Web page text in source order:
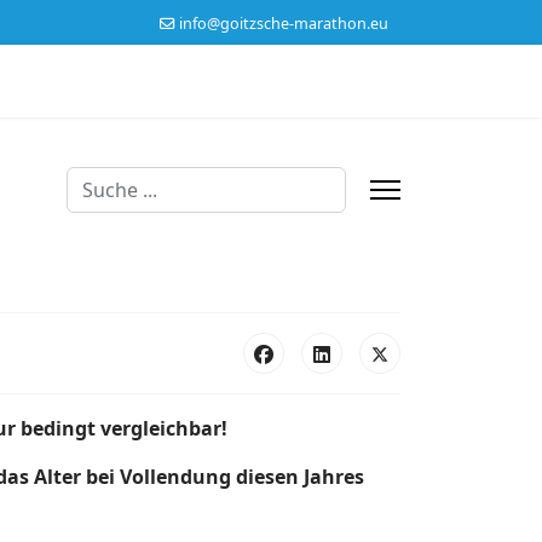
info@goitzsche-marathon.eu
Suchen
bedingt vergleichbar!
Alter bei Vollendung diesen Jahres